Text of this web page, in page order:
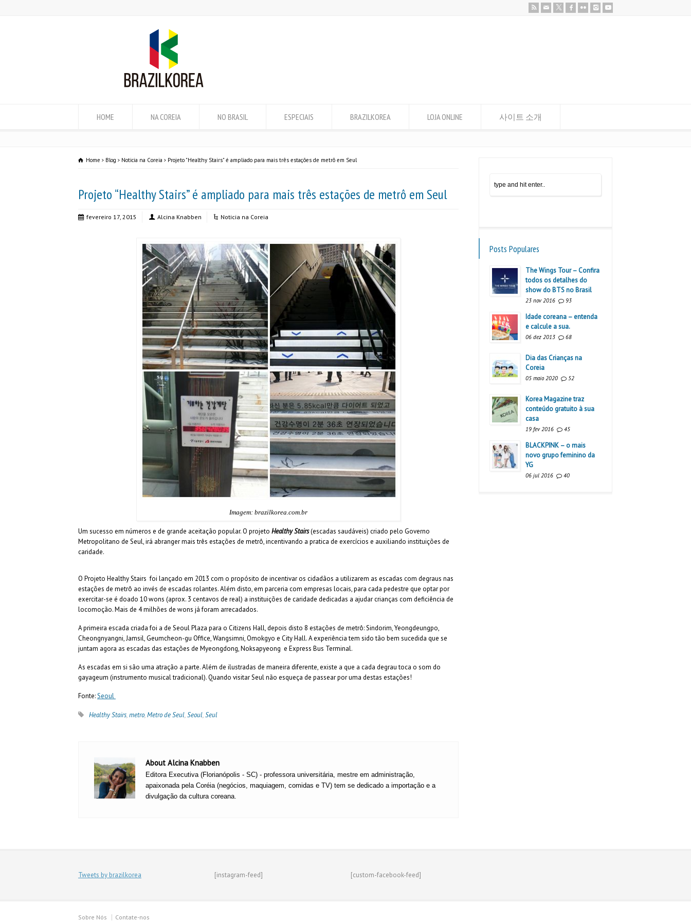
HOME NA COREIA NO BRASIL ESPECIAIS BRAZILKOREA LOJA ONLINE 사이트 소개
Home Blog Noticia na Coreia Projeto "Healthy Stairs" é ampliado para mais três estações de metrô em Seul
Projeto “Healthy Stairs” é ampliado para mais três estações de metrô em Seul
fevereiro 17, 2015 Alcina Knabben Noticia na Coreia
Imagem: brazilkorea.com.br
Um sucesso em números e de grande aceitação popular. O projeto Healthy Stairs(escadas saudáveis) criado pelo Governo
Metropolitano de Seul, irá abranger mais três estações de metrô, incentivando a pratica de exercícios e auxiliando instituições de
caridade.
O Projeto Healthy Stairs foi lançado em 2013 com o propósito de incentivar os cidadãos a utilizarem as escadas com degraus nas
estações de metrô ao invés de escadas rolantes. Além disto, em parceria com empresas locais, para cada pedestre que optar por
exercitar-se é doado 10 wons (aprox. 3 centavos de real) a instituições de caridade dedicadas a ajudar crianças com deficiência de
locomoção. Mais de 4 milhões de wons já foram arrecadados.
A primeira escada criada foi a de Seoul Plaza para o Citizens Hall, depois disto 8 estações de metrô: Sindorim, Yeongdeungpo,
Cheongnyangni, Jamsil, Geumcheon-gu Office, Wangsimni, Omokgyo e City Hall. A experiência tem sido tão bem sucedida que se
juntam agora as escadas das estações de Myeongdong, Noksapyeong e Express Bus Terminal.
As escadas em si são uma atração a parte. Além de ilustradas de maneira diferente, existe a que a cada degrau toca o som do
gayageum (instrumento musical tradicional). Quando visitar Seul não esqueça de passear por uma destas estações!
Fonte:Seoul
Healthy Stairs,metro,Metro de Seul,Seoul,Seul
About Alcina Knabben
Editora Executiva (Florianópolis - SC) - professora universitária, mestre em administração,
apaixonada pela Coréia (negócios, maquiagem, comidas e TV) tem se dedicado a importação e a
divulgação da cultura coreana.
Posts Populares
The Wings Tour – Confira
todos os detalhes do
show do BTS no Brasil
23 nov 2016 93
Idade coreana – entenda
e calcule a sua.
06 dez 2013 68
Dia das Crianças na
Coreia
05 maio 2020 52
Korea Magazine traz
conteúdo gratuito à sua
casa
19 fev 2016 45
BLACKPINK – o mais
novo grupo feminino da
YG
06 jul 2016 40
Tweets by brazilkorea [instagram-feed] [custom-facebook-feed]
Sobre Nós Contate-nos